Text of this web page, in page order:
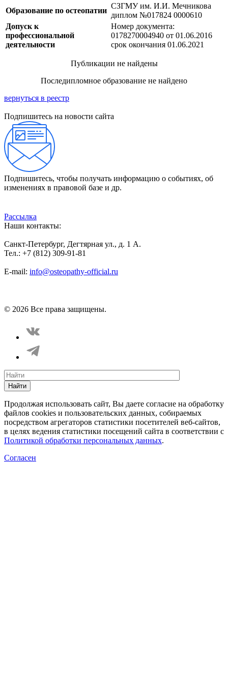
Образование по остеопатии
СЗГМУ им. И.И. Мечникова
диплом №017824 0000610
Допуск к
профессиональной
деятельности
Номер документа:
0178270004940 от 01.06.2016
срок окончания 01.06.2021
Публикации не найдены
Последипломное образование не найдено
вернуться в реестр
Подпишитесь на новости сайта
Подпишитесь, чтобы получать информацию о событиях, об
изменениях в правовой базе и др.
Рассылка
Наши контакты:
Санкт-Петербург, Дегтярная ул., д. 1 А.
Тел.: +7 (812) 309-91-81
E-mail: info@osteopathy-official.ru
© 2026 Все права защищены.
Найти
Продолжая использовать сайт, Вы даете согласие на обработку
файлов cookies и пользовательских данных, собираемых
посредством агрегаторов статистики посетителей веб-сайтов,
в целях ведения статистики посещений сайта в соответствии с
Политикой обработки персональных данных.
Согласен